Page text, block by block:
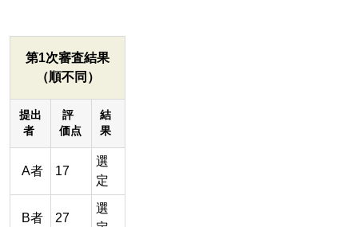
第1次審査結果
（順不同）
提出
者
評
価点
結
果
A者 17
選
定
B者 27
選